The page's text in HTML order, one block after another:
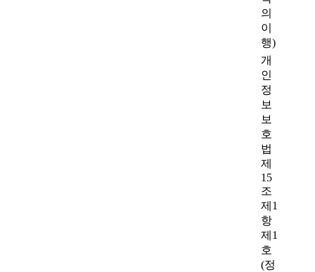
의
이
행)
개
인
정
보
보
호
법
제
15
조
제1
항
제1
호
(정